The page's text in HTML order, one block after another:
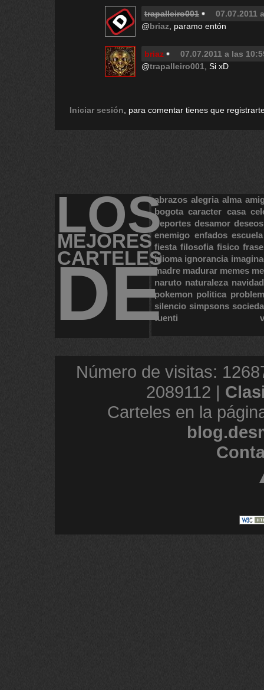
trapalleiro001
07.07.2011
@briaz , paramo entón
briaz
07.07.2011 a las
@trapalleiro001 , Si xD
Iniciar sesión , para comentar tienes que
LOS
MEJORES
CARTELES
DE
abrazos alegria alma
bogota caracter casa
deportes desamor deseos
enemigo enfados escuela
fiesta filosofia fisico
idioma ignorancia
madre madurar memes
naruto naturaleza navidad
pokemon politica
silencio simpsons
tuenti
Número de visitas:
2089112 |
Carteles en la